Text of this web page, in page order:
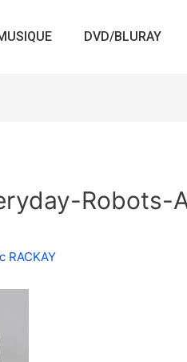
DVD/BLURAY
Robots-
RACKAY